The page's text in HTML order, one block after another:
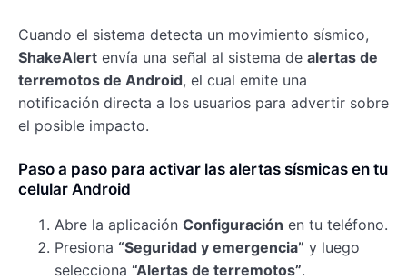
Cuando el sistema detecta un movimiento sísmico,
ShakeAlert envía una señal al sistema de alertas de
terremotos de Android, el cual emite una
notificación directa a los usuarios para advertir sobre
el posible impacto.
Paso a paso para activar las alertas sísmicas en tu
celular Android
Abre la aplicación Configuración en tu teléfono.
Presiona “Seguridad y emergencia” y luego
selecciona “Alertas de terremotos”.